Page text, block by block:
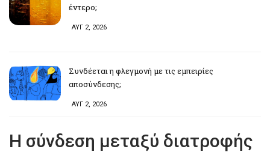
έντερο;
ΑΥΓ 2, 2026
Συνδέεται η φλεγμονή με τις εμπειρίες
αποσύνδεσης;
ΑΥΓ 2, 2026
Η σύνδεση μεταξύ διατροφής